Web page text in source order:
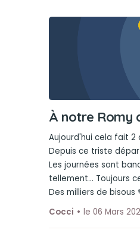
À notre Romy
Aujourd'hui cela fait 2
Depuis ce triste
Les journées sont
tellement... Toujours
Des milliers de bisous
Cocci
le 06 Mars